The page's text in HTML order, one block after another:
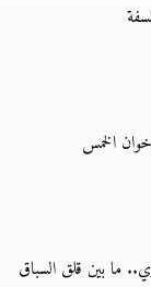
الخمس
ما بين قلق السباق